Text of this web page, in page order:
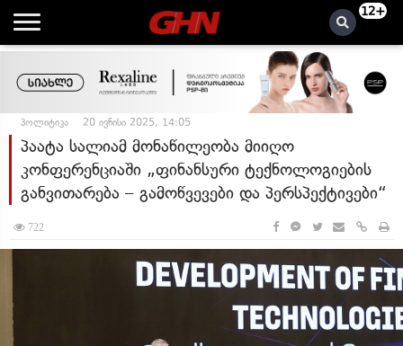
12+
პოლიტიკა 20 ივნისი 2025, 14:05
პაატა სალიამ მონაწილეობა მიიღო
კონფერენციაში „ფინანსური ტექნოლოგიების
განვითარება – გამოწვევები და პერსპექტივები“
722